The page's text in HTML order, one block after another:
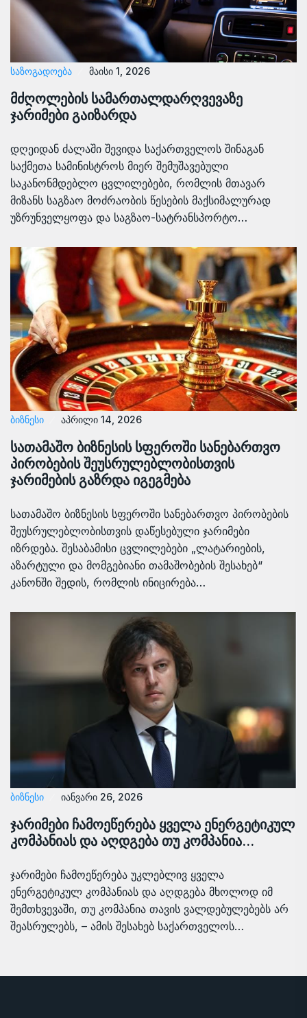
ᲡᲐᲖᲝᲒᲐᲓᲝᲔᲑᲐ მაისი 1, 2026
მძღოლების სამართალდარღვევაზე
ჯარიმები გაიზარდა
დღეიდან ძალაში შევიდა საქართველოს შინაგან
საქმეთა სამინისტროს მიერ შემუშავებული
საკანონმდებლო ცვლილებები, რომლის მთავარ
მიზანს საგზაო მოძრაობის წესების მაქსიმალურად
უზრუნველყოფა და საგზაო-სატრანსპორტო…
ᲑᲘᲖᲜᲔᲡᲘ აპრილი 14, 2026
სათამაშო ბიზნესის სფეროში სანებართვო
პირობების შეუსრულებლობისთვის
ჯარიმების გაზრდა იგეგმება
სათამაშო ბიზნესის სფეროში სანებართვო პირობების
შეუსრულებლობისთვის დაწესებული ჯარიმები
იზრდება. შესაბამისი ცვლილებები „ლატარიების,
აზარტული და მომგებიანი თამაშობების შესახებ“
კანონში შედის, რომლის ინიცირება…
ᲑᲘᲖᲜᲔᲡᲘ იანვარი 26, 2026
ჯარიმები ჩამოეწერება ყველა ენერგეტიკულ
კომპანიას და აღდგება თუ კომპანია…
ჯარიმები ჩამოეწერება უკლებლივ ყველა
ენერგეტიკულ კომპანიას და აღდგება მხოლოდ იმ
შემთხვევაში, თუ კომპანია თავის ვალდებულებებს არ
შეასრულებს, – ამის შესახებ საქართველოს…